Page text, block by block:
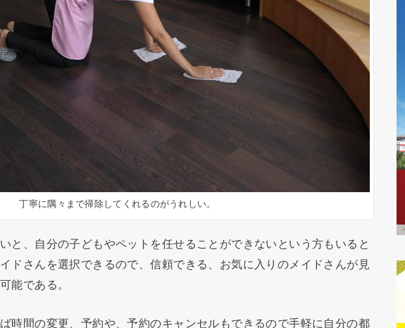
丁寧に隅々まで掃除してくれるのがうれしい。
と、自分の子どもやペットを任せることができないという方もいると
ドさんを選択できるので、信頼できる、お気に入りのメイドさんが見
能である。
時間の変更、予約や、予約のキャンセルもできるので手軽に自分の都